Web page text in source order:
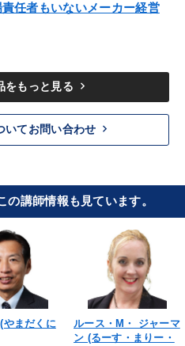
任者もいないメーカー経営
をもっと見る keyboard_arrow_right
いてお問い合わせ keyboard_arrow_right
講師情報も見ています。
やまだくに
ルース・M・ ジャーマ
ン (るーす・まりー・